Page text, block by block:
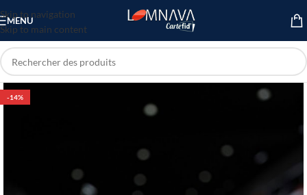
Skip to navigation
Skip to main content
MENU
-14%